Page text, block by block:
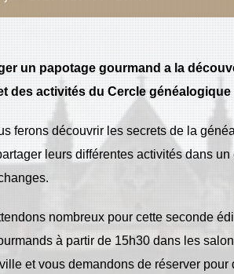
un papotage gourmand a la
des activités du Cercle généalogique
ferons découvrir les secrets de la
leurs différentes activités dans un
nombreux pour cette seconde
à partir de 15h30 dans les
et vous demandons de réserver pour